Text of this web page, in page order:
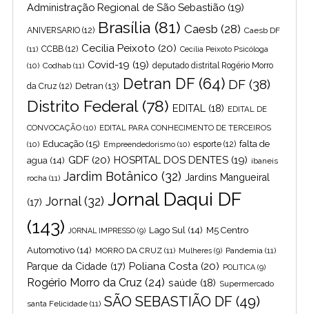
Administração Regional de São Sebastião (19)
ANIVERSARIO (12) Brasília (81) Caesb (28) Caesb DF
(11) CCBB (12) Cecilia Peixoto (20) Cecília Peixoto Psicóloga
(10) Codhab (11) Covid-19 (19) deputado distrital Rogério Morro
da Cruz (12) Detran (13) Detran DF(64) DF (38)
Distrito Federal(78) EDITAL (18) EDITAL DE
CONVOCAÇÃO (10) EDITAL PARA CONHECIMENTO DE TERCEIROS
(10) Educação (15) Empreendedorismo (10) esporte (12) falta de
agua (14) GDF (20) HOSPITAL DOS DENTES (19) ibaneis
rocha (11) Jardim Botânico (32) Jardins Mangueiral
(17) Jornal(32) Jornal Daqui DF
(143)
JORNAL IMPRESSO (9) Lago Sul (14) M5 Centro
Automotivo (14) MORRO DA CRUZ (11) Mulheres (9) Pandemia (11)
Parque da Cidade (17) Poliana Costa (20) POLITICA (9)
Rogério Morro da Cruz (24) saúde (18) Supermercado
santa Felicidade (11) SÃO SEBASTIÃO DF (49)